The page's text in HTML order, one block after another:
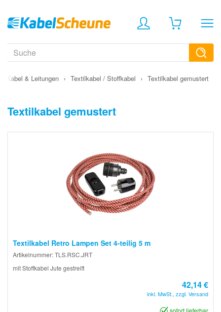
Kabel & Leitungen › Textilkabel / Stoffkabel › Textilkabel gemustert
Textilkabel gemustert
Textilkabel Retro Lampen Set 4-teilig 5 m
Artikelnummer: TLS.RSC.JRT
mit Stoffkabel Jute gestreift
42,14 €
inkl. MwSt., zzgl. Versand
sofort lieferbar